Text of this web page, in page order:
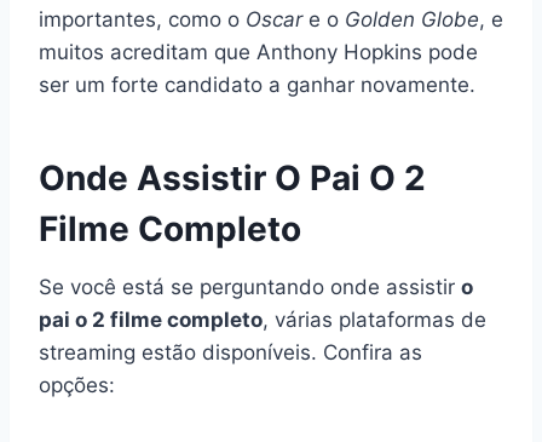
importantes, como o Oscare o Golden Globe, e
muitos acreditam que Anthony Hopkins pode
ser um forte candidato a ganhar novamente.
Onde Assistir O Pai O 2
Filme Completo
Se você está se perguntando onde assistir o
pai o 2 filme completo, várias plataformas de
streaming estão disponíveis. Confira as
opções: